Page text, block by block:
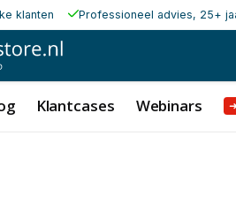
klanten Professioneel advies, 25+
Klantcases Webinars ➜